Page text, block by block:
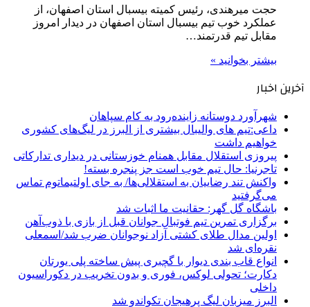
حجت میرهندی، رئیس کمیته بیسبال استان اصفهان، از
عملکرد خوب تیم بیسبال استان اصفهان در دیدار امروز
مقابل تیم قدرتمند…
بیشتر بخوانید »
آخرین اخبار
شهرآورد دوستانه زاینده‌رود به کام سپاهان
داعی:تیم های والیبال بیشتری از البرز در لیگ‌های کشوری
خواهیم داشت
پیروزی استقلال مقابل همنام خوزستانی در دیداری تدارکاتی
تاجرنیا: حال تیم خوب است جز پنجره بسته!
واکنش تند رضاییان به استقلالی‌ها/ به جای اولتیماتوم تماس
می‌گرفتید
باشگاه گل گهر: حقانیت ما اثبات شد
برگزاری تمرین تیم فوتبال جوانان قبل از بازی با ذوب‌آهن
اولین مدال طلای کشتی آزاد نوجوانان ضرب شد/اسمعلی
نقره‌ای شد
انواع قاب بندی دیوار با گچبری پیش ساخته پلی یورتان
دکارت؛ تحولی لوکس، فوری و بدون تخریب در دکوراسیون
داخلی
البرز میزبان لیگ پرهیجان تکواندو شد